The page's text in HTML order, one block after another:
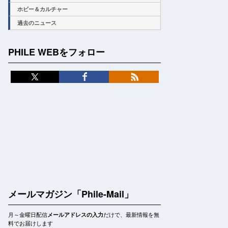
ホビー＆カルチャー
過去のニュース
PHILE WEBをフォロー
メールマガジン「Phile-Mail」
月～金曜日配信メールアドレスの入力だけで、最新情報を無
料でお届けします